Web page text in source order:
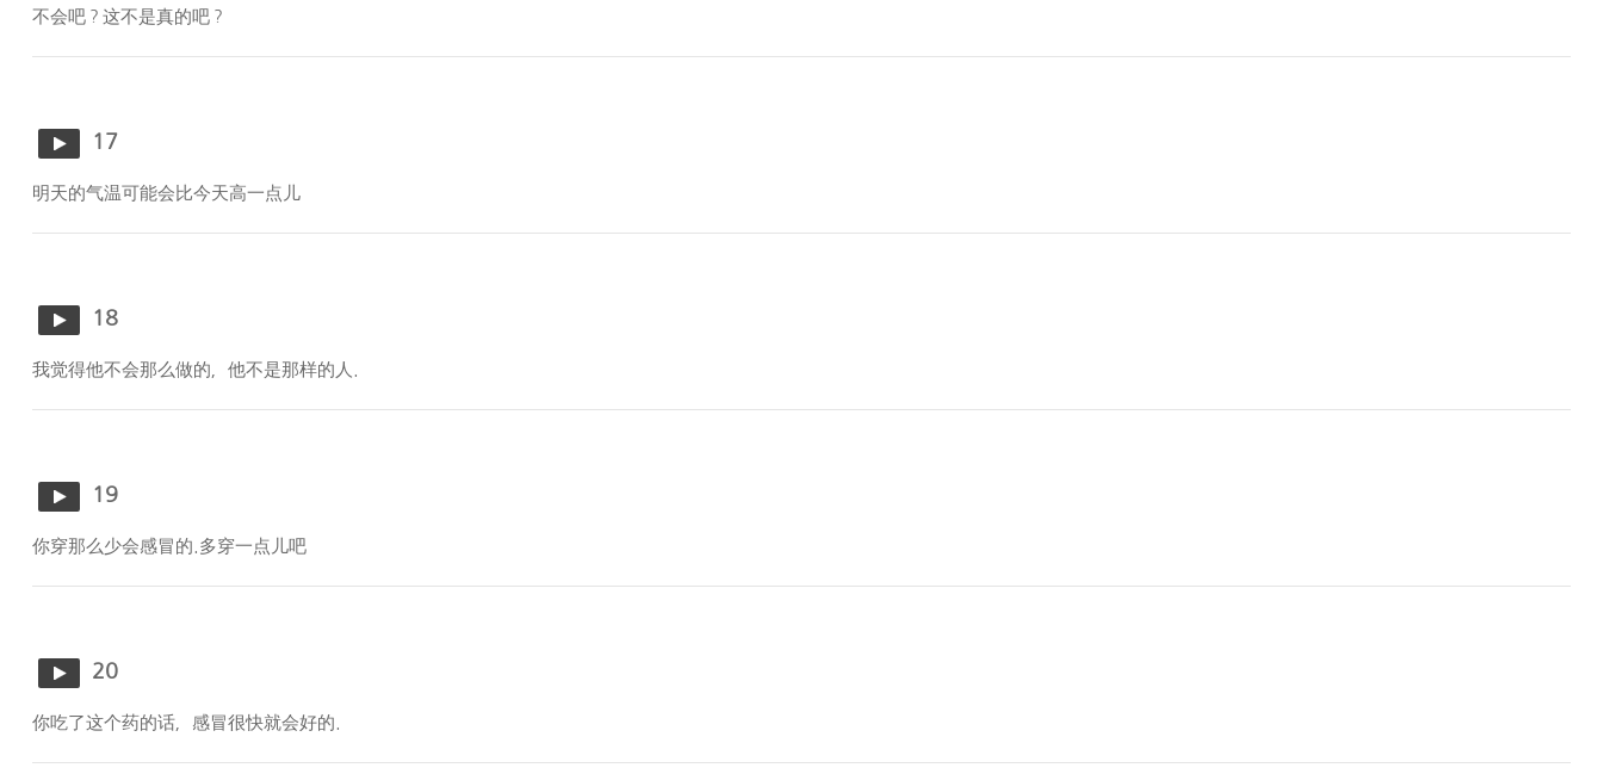
不会吧？这不是真的吧？
17
明天的气温可能会比今天高一点儿
18
我觉得他不会那么做的，他不是那样的人.
19
你穿那么少会感冒的.多穿一点儿吧
20
你吃了这个药的话，感冒很快就会好的.